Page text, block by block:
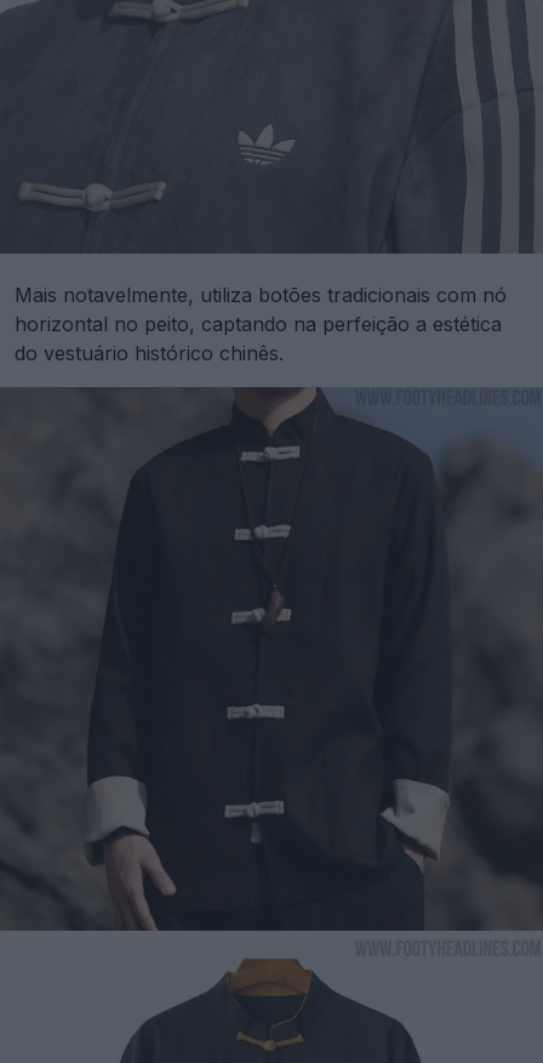
Mais notavelmente, utiliza botões tradicionais com nó
horizontal no peito, captando na perfeição a estética
do vestuário histórico chinês.